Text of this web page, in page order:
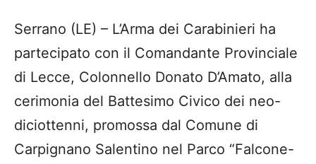
Serrano (LE) – L’Arma dei Carabinieri ha
partecipato con il Comandante Provinciale
di Lecce, Colonnello Donato D’Amato, alla
cerimonia del Battesimo Civico dei neo-
diciottenni, promossa dal Comune di
Carpignano Salentino nel Parco “Falcone-